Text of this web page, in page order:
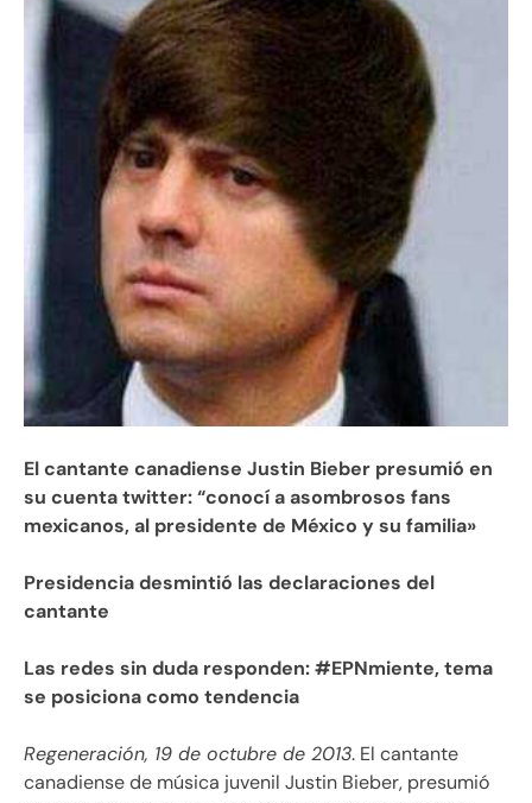
El cantante canadiense Justin Bieber presumió en
su cuenta twitter: “conocí a asombrosos fans
mexicanos, al presidente de México y su familia»
Presidencia desmintió las declaraciones del
cantante
Las redes sin duda responden: #EPNmiente, tema
se posiciona como tendencia
Regeneración, 19 de octubre de 2013. El cantante
canadiense de música juvenil Justin Bieber, presumió